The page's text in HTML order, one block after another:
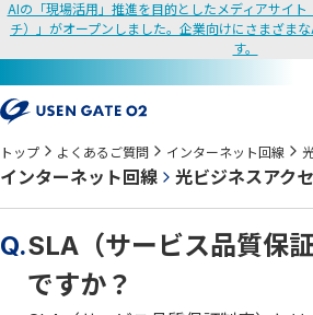
AIの「現場活用」推進を目的としたメディアサイ
チ）」がオープンしました。企業向けにさまざま
す。
トップ よくあるご質問 インターネット回線
インターネット回線 光ビジネスアク
Q.SLA（サービス品質保
ですか？